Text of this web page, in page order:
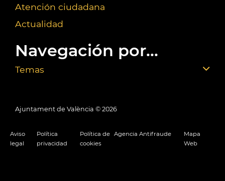
Atención ciudadana
Actualidad
Navegación por...
Temas
Ajuntament de València © 2026
Aviso
legal
Política
privacidad
Política de
cookies
Agencia Antifraude
Mapa
Web